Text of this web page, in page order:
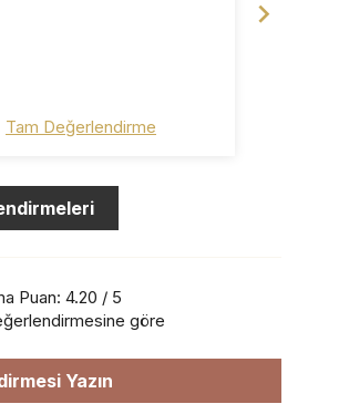
Tam Değerlendirme
Puan: 4.20 / 5
göre
Yazın